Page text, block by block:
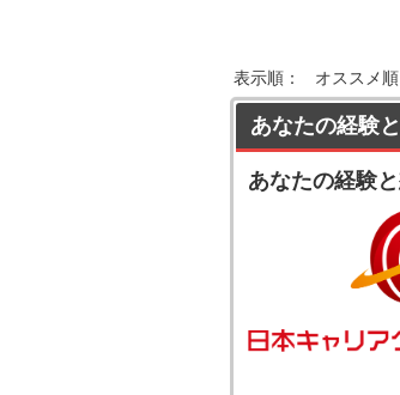
表示順： オススメ順
あなたの経験
あなたの経験